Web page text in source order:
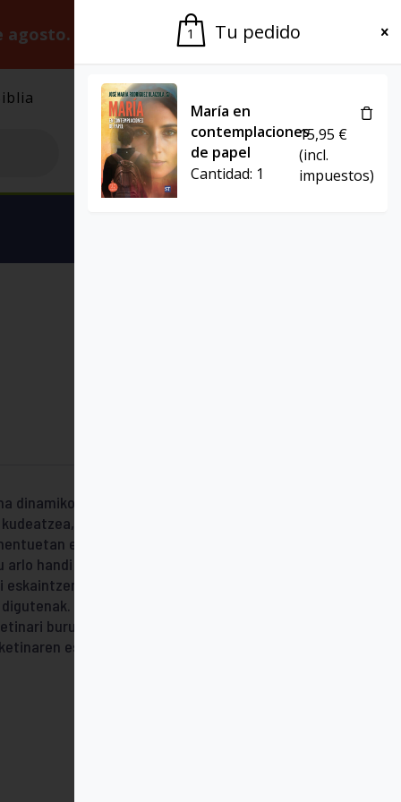
agosto. Gracias por la paciencia.
El Grupo
dinamikoa eta zirraragarria da, gai ugari
merkatuak eta
erabakiak hartzea, edo
handi horiek lantzen ditu liburuak.
dira, marketinaren
P. Kotler eta G. Armstrong
buruzko liburu eta artikulu
esparruan eragin handieneko
1 Tu pedido
María en
contemplaciones
de papel
Cantidad: 1
15,95 €
(incl.
impuestos)